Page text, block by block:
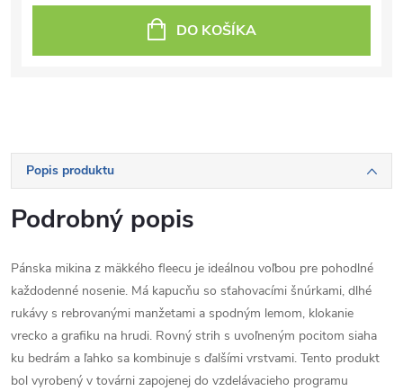
DO KOŠÍKA
Popis produktu
Podrobný popis
Pánska mikina z mäkkého fleecu je ideálnou voľbou pre pohodlné
každodenné nosenie. Má kapucňu so sťahovacími šnúrkami, dlhé
rukávy s rebrovanými manžetami a spodným lemom, klokanie
vrecko a grafiku na hrudi. Rovný strih s uvoľneným pocitom siaha
ku bedrám a ľahko sa kombinuje s ďalšími vrstvami. Tento produkt
bol vyrobený v továrni zapojenej do vzdelávacieho programu